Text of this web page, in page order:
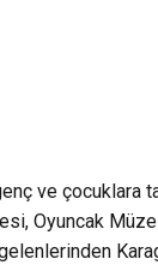
ve çocuklara
Oyuncak